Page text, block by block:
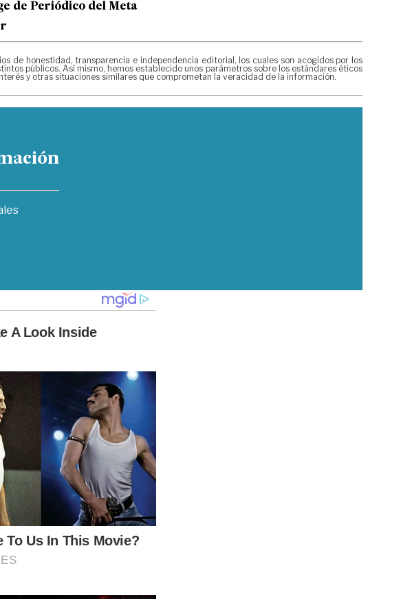
de Periódico del Meta
de honestidad, transparencia e independencia editorial, los cuales son acogidos por los
públicos. Así mismo, hemos establecido unos parámetros sobre los estándares éticos
y otras situaciones similares que comprometan la veracidad de la información.